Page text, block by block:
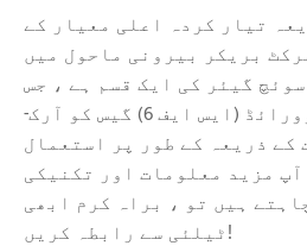
تیار کردہ اعلی معیار کے
ڈور ایس ایف 6 سرکٹ بریکر بیرونی ماحول میں
گیئر کی ایک قسم ہے ، جس
میں سلفر ہیکسفلوورائڈ (ایس ایف 6) گیس کو آرک-
کے ذریعہ کے طور پر استعمال
مزید معلومات اور تکنیکی
ہیں تو ، براہ کرم ابھی
ٹیلئی سے رابطہ کریں!